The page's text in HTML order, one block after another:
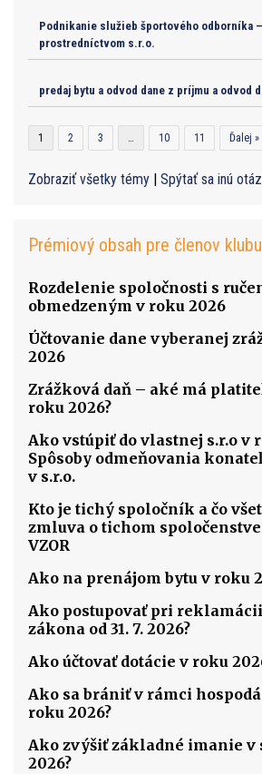
Podnikanie služieb športového odborníka
prostredníctvom s.r.o.
predaj bytu a odvod dane z príjmu a odvod
1 2 3 … 10 11 Ďalej »
Zobraziť všetky témy | Spýtať sa inú
Prémiový obsah pre členov
Rozdelenie spoločnosti s
obmedzeným v roku 2026
Účtovanie dane vyberanej
2026
Zrážková daň – aké má
roku 2026?
Ako vstúpiť do vlastnej s.r.o v
Spôsoby odmeňovania
v s.r.o.
Kto je tichý spoločník a čo
zmluva o tichom
VZOR
Ako na prenájom bytu v roku
Ako postupovať pri
zákona od 31. 7. 2026?
Ako účtovať dotácie v roku
Ako sa brániť v rámci
roku 2026?
Ako zvýšiť základné imanie v
2026?